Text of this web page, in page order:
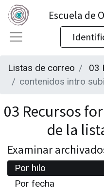
Escuela de
Listas de correo
03
contenidos intro
03 Recursos
de la
Examinar
Por hilo
Por fecha